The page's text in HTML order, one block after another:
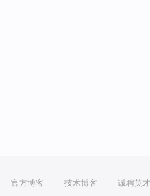
官方博客 技术博客 诚聘英才